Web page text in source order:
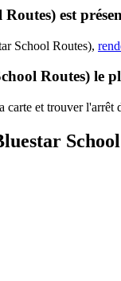
est
School Routes),
Routes) le
et trouver l'arrêt